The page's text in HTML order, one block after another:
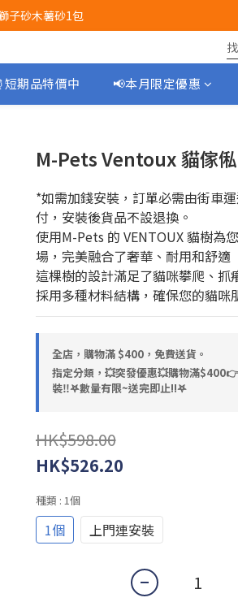
點擊火速搶購
子砂木薯砂1包
點擊火速搶購
短期品特價中 📢本月限定優惠
M-Pets Ventoux 貓傢俬
*如需加錢安裝，訂單必需由街車
付，安裝後貨品不設退換。
使用M-Pets 的 VENTOUX 貓樹為
場，完美融合了奢華、耐用和舒適
這棵樹的設計滿足了貓咪攀爬、抓
採用多種材料結構，確保您的貓咪
全店，購物滿 $400，免費送貨。
指定分類，💥突發優惠💥購物滿
裝‼️𖤐數量有限~送完即止!!𖤐
HK$598.00
HK$526.20
種類 : 1個
1個 上門連安裝